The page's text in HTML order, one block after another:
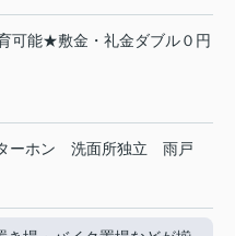
可能★敷金・礼金ダブル０円
ーホン 洗面所独立 雨戸